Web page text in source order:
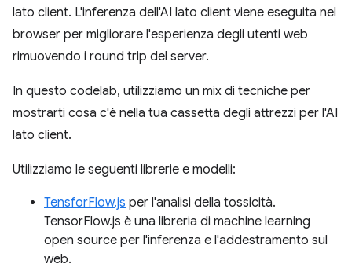
lato client. L'inferenza dell'AI lato client viene eseguita nel
browser per migliorare l'esperienza degli utenti web
rimuovendo i round trip del server.
In questo codelab, utilizziamo un mix di tecniche per
mostrarti cosa c'è nella tua cassetta degli attrezzi per l'AI
lato client.
Utilizziamo le seguenti librerie e modelli:
TensforFlow.js per l'analisi della tossicità.
TensorFlow.js è una libreria di machine learning
open source per l'inferenza e l'addestramento sul
web.